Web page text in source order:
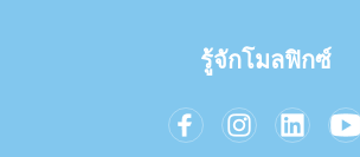
รู้จักโมลฟิกซ์